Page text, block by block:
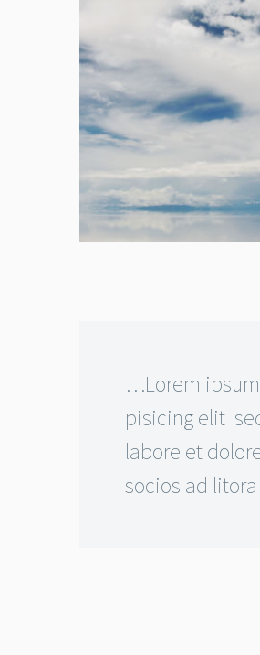
…Lorem
pisicing elit
labore et
socios ad